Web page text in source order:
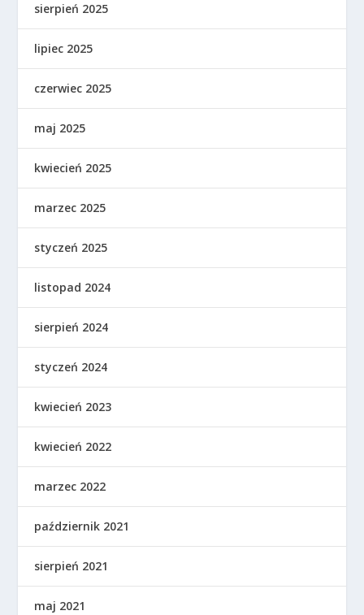
sierpień 2025
lipiec 2025
czerwiec 2025
maj 2025
kwiecień 2025
marzec 2025
styczeń 2025
listopad 2024
sierpień 2024
styczeń 2024
kwiecień 2023
kwiecień 2022
marzec 2022
październik 2021
sierpień 2021
maj 2021